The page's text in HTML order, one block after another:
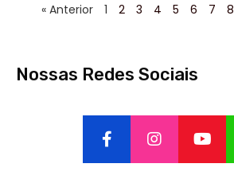
« Anterior 1 2 3 4 5 6 7 8
Nossas Redes Sociais